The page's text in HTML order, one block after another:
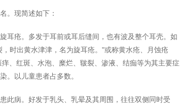
现简述如下：
疮。多发于耳前或耳后缝间，也有波及整个耳壳。如
，时出黄水津津，名为旋耳疮。"或称黄水疮、月蚀疮
、红斑、水泡、糜烂、皲裂、渗液、结痂等为其主要症
。以儿童患者占多数。
病。好发于乳头、乳晕及其周围，往往双侧同时受